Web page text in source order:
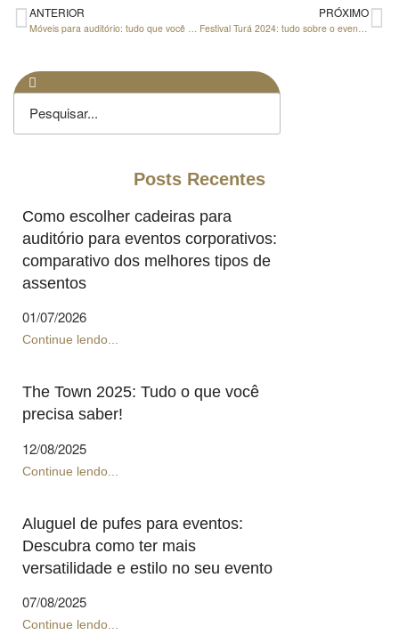
ANTERIOR PRÓXIMO
Posts Recentes
Como escolher cadeiras para
auditório para eventos corporativos:
comparativo dos melhores tipos de
assentos
01/07/2026
Continue lendo...
The Town 2025: Tudo o que você
precisa saber!
12/08/2025
Continue lendo...
Aluguel de pufes para eventos:
Descubra como ter mais
versatilidade e estilo no seu evento
07/08/2025
Continue lendo...